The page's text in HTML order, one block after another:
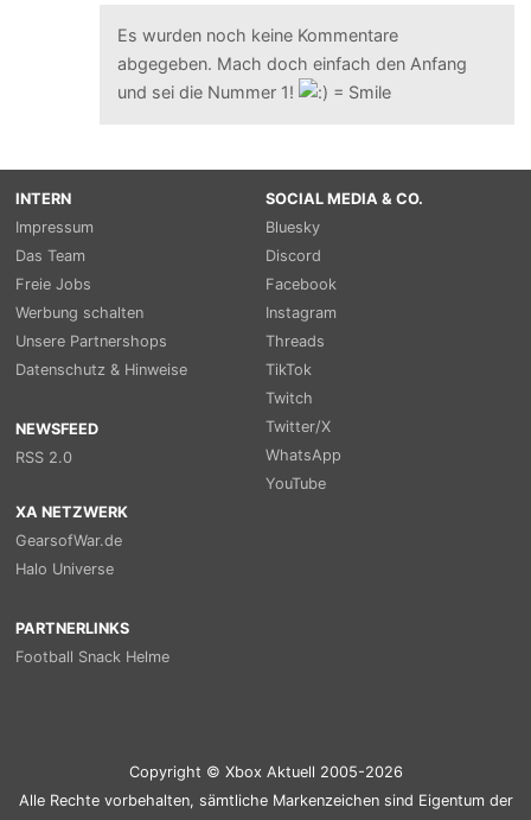
Es wurden noch keine Kommentare
abgegeben. Mach doch einfach den Anfang
und sei die Nummer 1!
INTERN
Impressum
Das Team
Freie Jobs
Werbung schalten
Unsere Partnershops
Datenschutz & Hinweise
NEWSFEED
RSS 2.0
SOCIAL MEDIA & CO.
Bluesky
Discord
Facebook
Instagram
Threads
TikTok
Twitch
Twitter/X
WhatsApp
YouTube
XA NETZWERK
GearsofWar.de
Halo Universe
PARTNERLINKS
Football Snack Helme
Copyright © Xbox Aktuell 2005-2026
Alle Rechte vorbehalten, sämtliche Markenzeichen sind Eigentum der